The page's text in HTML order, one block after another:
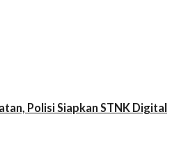
Polisi Siapkan STNK Digital